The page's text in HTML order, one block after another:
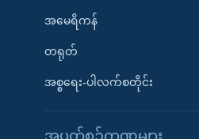
အမေရိကန်
တရုတ်
အစ္စရေး-ပါလက်စတိုင်း